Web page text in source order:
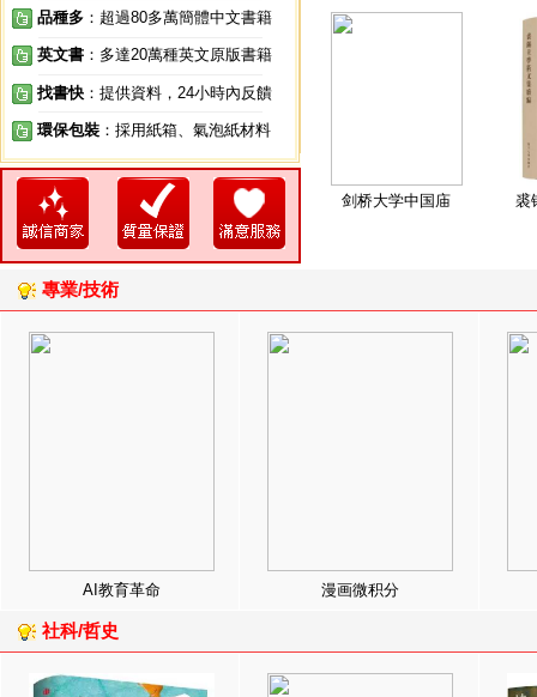
品種多 ：超過80多萬簡體中文書籍
英文書 ：多達20萬種英文原版書籍
找書快 ：提供資料，24小時內反饋
環保包裝 ：採用紙箱、氣泡紙材料
剑桥大学中国庙 裘
專業/技術
AI教育革命 漫画微积分
社科/哲史